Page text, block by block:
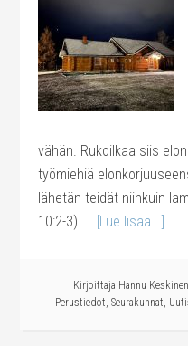
vähän. Rukoilkaa siis
työmiehiä
lähetän teidät niinkuin
10:2-3). … [Lue lisää...]
Kirjoittaja Hannu Keskinen
Perustiedot, Seurakunnat,